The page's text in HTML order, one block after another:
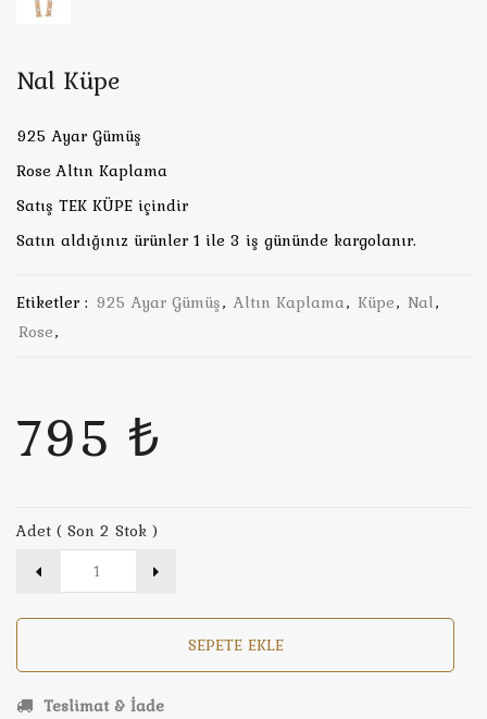
Nal Küpe
925 Ayar Gümüş
Rose Altın Kaplama
Satış TEK KÜPE içindir
Satın aldığınız ürünler 1 ile 3 iş gününde kargolanır.
Etiketler : 925 Ayar Gümüş, Altın Kaplama, Küpe, Nal,
Rose,
795 ₺
Adet ( Son 2 Stok )
SEPETE EKLE
Teslimat & İade